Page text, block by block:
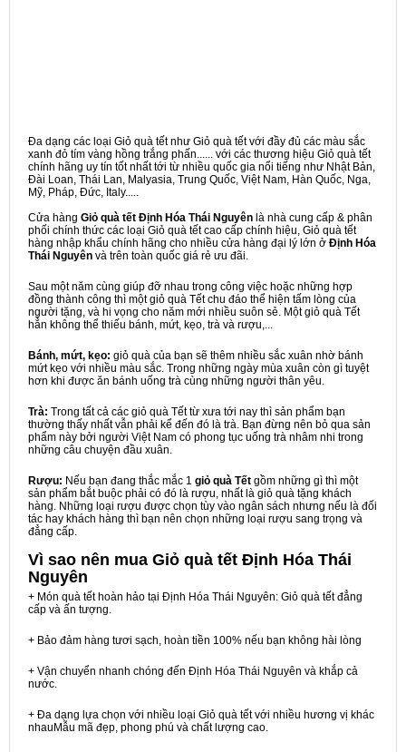
Đa dạng các loại Giỏ quà tết như Giỏ quà tết với đầy đủ các màu sắc
xanh đỏ tím vàng hồng trắng phấn...... với các thương hiệu Giỏ quà tết
chính hãng uy tín tốt nhất tới từ nhiều quốc gia nổi tiếng như Nhật Bản,
Đài Loan, Thái Lan, Malyasia, Trung Quốc, Việt Nam, Hàn Quốc, Nga,
Mỹ, Pháp, Đức, Italy.....
Cửa hàng Giỏ quà tết Định Hóa Thái Nguyên là nhà cung cấp & phân
phối chính thức các loại Giỏ quà tết cao cấp chính hiệu, Giỏ quà tết
hàng nhập khẩu chính hãng cho nhiều cửa hàng đại lý lớn ở Định Hóa
Thái Nguyên và trên toàn quốc giá rẻ ưu đãi.
Sau một năm cùng giúp đỡ nhau trong công việc hoặc những hợp
đồng thành công thì một giỏ quà Tết chu đáo thể hiện tấm lòng của
người tặng, và hi vọng cho năm mới nhiều suôn sẻ. Một giỏ quà Tết
hẳn không thể thiếu bánh, mứt, kẹo, trà và rượu,...
Bánh, mứt, kẹo: giỏ quà của bạn sẽ thêm nhiều sắc xuân nhờ bánh
mứt kẹo với nhiều màu sắc. Trong những ngày mùa xuân còn gì tuyệt
hơn khi được ăn bánh uống trà cùng những người thân yêu.
Trà: Trong tất cả các giỏ quà Tết từ xưa tới nay thì sản phẩm bạn
thường thấy nhất vẫn phải kể đến đó là trà. Bạn đừng nên bỏ qua sản
phẩm này bởi người Việt Nam có phong tục uống trà nhâm nhi trong
những câu chuyện đầu xuân.
Rượu: Nếu bạn đang thắc mắc 1 giỏ quà Tết gồm những gì thì một
sản phẩm bắt buộc phải có đó là rượu, nhất là giỏ quà tặng khách
hàng. Những loại rượu được chọn tùy vào ngân sách nhưng nếu là đối
tác hay khách hàng thì bạn nên chọn những loại rượu sang trọng và
đẳng cấp.
Vì sao nên mua Giỏ quà tết Định Hóa Thái
Nguyên
+ Món quà tết hoàn hảo tại Định Hóa Thái Nguyên: Giỏ quà tết đẳng
cấp và ấn tượng.
+ Bảo đảm hàng tươi sạch, hoàn tiền 100% nếu bạn không hài lòng
+ Vận chuyển nhanh chóng đến Định Hóa Thái Nguyên và khắp cả
nước.
+ Đa dạng lựa chọn với nhiều loại Giỏ quà tết với nhiều hương vị khác
nhauMẫu mã đẹp, phong phú và chất lượng cao.